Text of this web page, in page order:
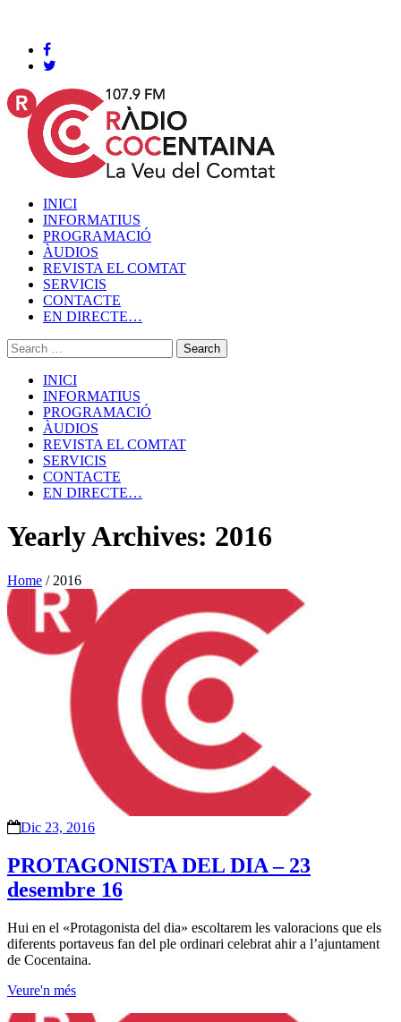
INICI
INFORMATIUS
PROGRAMACIÓ
ÀUDIOS
REVISTA EL COMTAT
SERVICIS
CONTACTE
EN DIRECTE…
INICI
INFORMATIUS
PROGRAMACIÓ
ÀUDIOS
REVISTA EL COMTAT
SERVICIS
CONTACTE
EN DIRECTE…
Yearly Archives: 2016
Home / 2016
Dic 23, 2016
PROTAGONISTA DEL DIA – 23
desembre 16
Hui en el «Protagonista del dia» escoltarem les valoracions que els
diferents portaveus fan del ple ordinari celebrat ahir a l’ajuntament
de Cocentaina.
Veure'n més